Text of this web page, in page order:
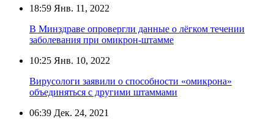
18:59 Янв. 11, 2022
В Минздраве опровергли данные о лёгком течении
заболевания при омикрон-штамме
10:25 Янв. 10, 2022
Вирусологи заявили о способности «омикрона»
объединяться с другими штаммами
06:39 Дек. 24, 2021